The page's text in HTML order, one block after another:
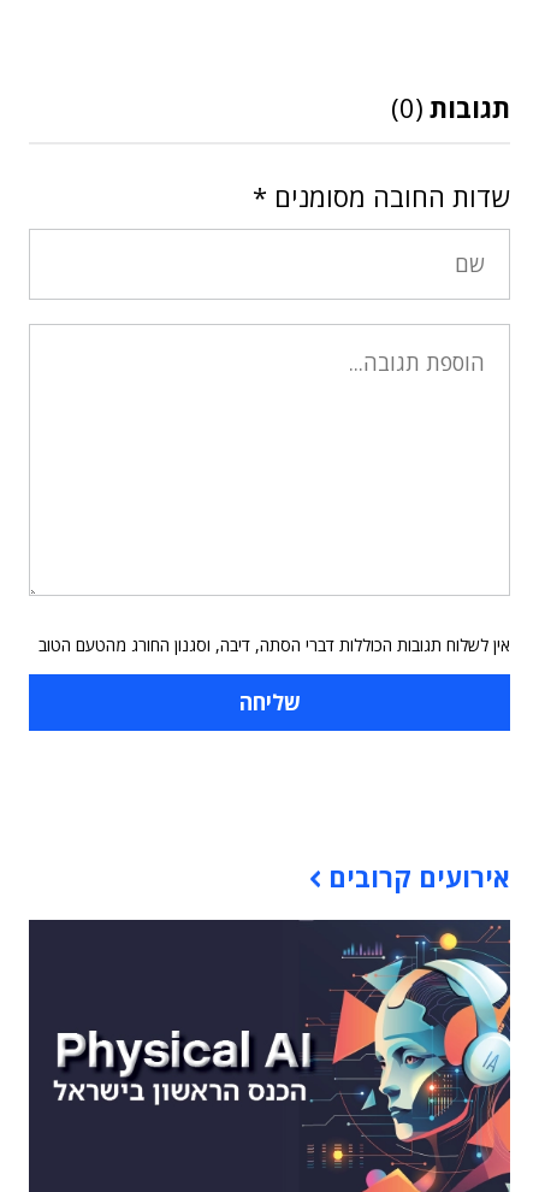
תגובות (0)
שדות החובה מסומנים *
אין לשלוח תגובות הכוללות דברי הסתה, דיבה, וסגנון החורג מהטעם הטוב
אירועים קרובים